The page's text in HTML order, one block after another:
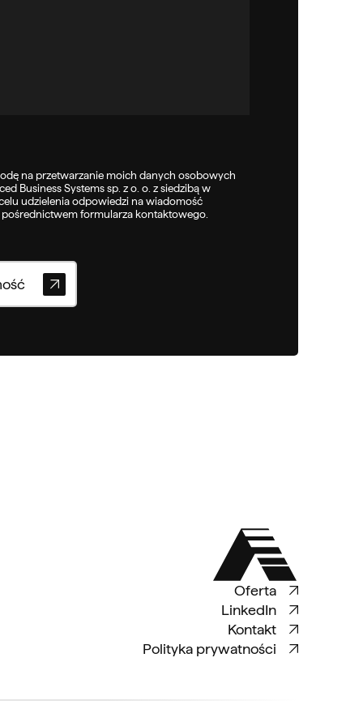
na przetwarzanie moich danych osobowych
Business Systems sp. z o. o. z siedzibą w
udzielenia odpowiedzi na wiadomość
pośrednictwem formularza kontaktowego.
Oferta
LinkedIn
Kontakt
Polityka prywatności